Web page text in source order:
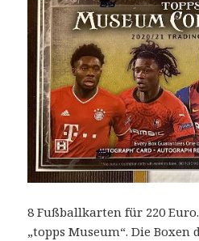
8 Fußballkarten für 220
„topps Museum“. Die